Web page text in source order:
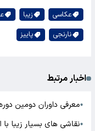
عکاسی زیبا
نارنجی
پاییز
اخبار مرتبط
●معرفی داوران دومین
●نقاشی های بسیار زیبا با